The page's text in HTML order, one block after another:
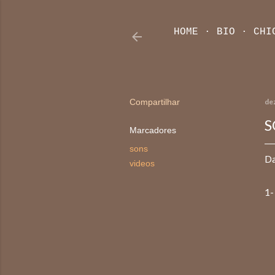
HOME BIO
Compartilhar
Marcadores
sons
videos